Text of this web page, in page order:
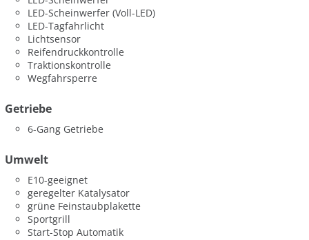
LED-Scheinwerfer (Voll-LED)
LED-Tagfahrlicht
Lichtsensor
Reifendruckkontrolle
Traktionskontrolle
Wegfahrsperre
Getriebe
6-Gang Getriebe
Umwelt
E10-geeignet
geregelter Katalysator
grüne Feinstaubplakette
Sportgrill
Start-Stop Automatik